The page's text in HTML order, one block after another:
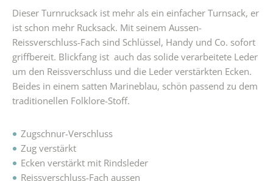
Dieser Turnrucksack ist mehr als ein einfacher Turnsack, er
ist schon mehr Rucksack. Mit seinem Aussen-
Reissverschluss-Fach sind Schlüssel, Handy und Co. sofort
griffbereit. Blickfang ist auch das solide verarbeitete Leder
um den Reissverschluss und die Leder verstärkten Ecken.
Beides in einem satten Marineblau, schön passend zu dem
traditionellen Folklore-Stoff.
Zugschnur-Verschluss
Zug verstärkt
Ecken verstärkt mit Rindsleder
Reissverschluss-Fach aussen